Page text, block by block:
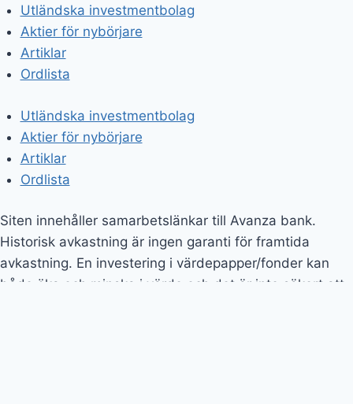
Utländska investmentbolag
Aktier för nybörjare
Artiklar
Siten innehåller samarbetslänkar till Avanza bank.
Historisk avkastning är ingen garanti för framtida
avkastning. En investering i värdepapper/fonder kan
du får tillbaka det investerade kapitalet.
© 2026 All Rights Reserved.